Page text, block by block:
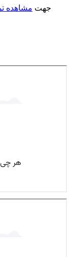
جهت مشاهده